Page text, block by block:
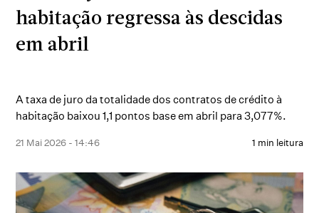
habitação regressa às descidas
em abril
A taxa de juro da totalidade dos contratos de crédito à
habitação baixou 1,1 pontos base em abril para 3,077%.
21 Mai 2026 - 14:46 1 min leitura